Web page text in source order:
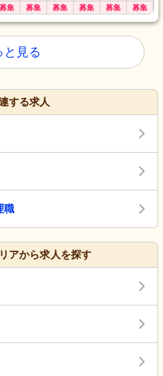
募集 募集 募集 募集 募集 募集
と見る
する求人
職
アから求人を探す